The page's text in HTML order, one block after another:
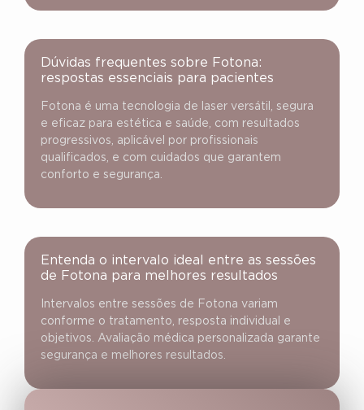
Dúvidas frequentes sobre Fotona:
respostas essenciais para pacientes
Fotona é uma tecnologia de laser versátil, segura
e eficaz para estética e saúde, com resultados
progressivos, aplicável por profissionais
qualificados, e com cuidados que garantem
conforto e segurança.
Entenda o intervalo ideal entre as sessões
de Fotona para melhores resultados
Intervalos entre sessões de Fotona variam
conforme o tratamento, resposta individual e
objetivos. Avaliação médica personalizada garante
segurança e melhores resultados.